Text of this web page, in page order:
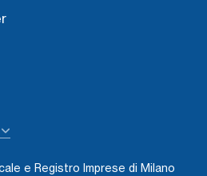
e Registro Imprese di Milano